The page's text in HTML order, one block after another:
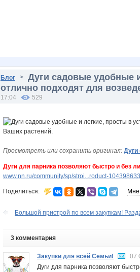
Блог > Дуги садовые удобные
отлично подходят для
17:04
529
Просмотреть или сохранить оригинал: Дуги
Дуги для парника позволяют быстро и без
www.nn.ru/community/sp/stroi...roduct-104398633
Поделиться: Мне
Большой пристрой по всем закупкам!
3 комментария
Закупки для всей Семьи!
Дуги для парника позволяют